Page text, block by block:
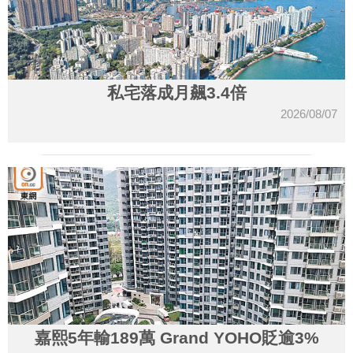
私宅落成月飆3.4倍
2026/08/07
嘉熙5年輸189萬 Grand YOHO貶逾3%